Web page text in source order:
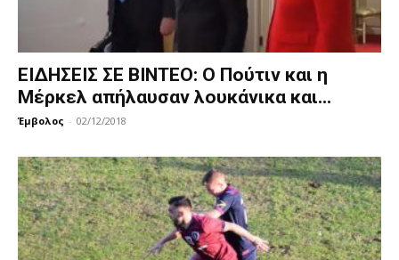
ΕΙΔΗΣΕΙΣ ΣΕ ΒΙΝΤΕΟ: Ο Πούτιν και η
Μέρκελ απήλαυσαν λουκάνικα και...
Έμβολος - 02/12/2018